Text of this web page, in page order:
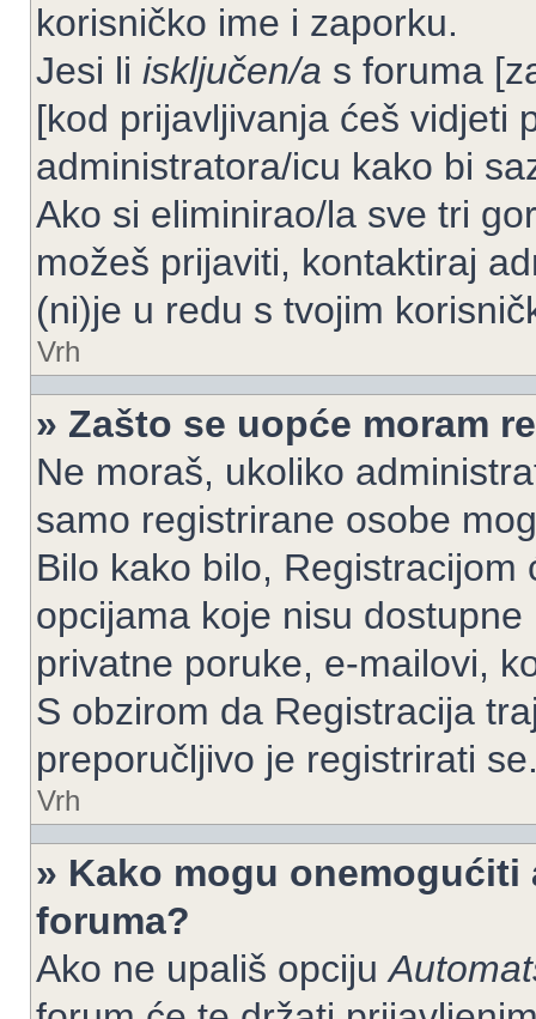
korisničko ime i zaporku.
Jesi li isključen/a s foruma
[kod prijavljivanja ćeš vidjeti
administratora/icu kako bi
Ako si eliminirao/la sve tri
možeš prijaviti, kontaktiraj
(ni)je u redu s tvojim
Vrh
» Zašto se uopće moram
Ne moraš, ukoliko
samo registrirane osobe
Bilo kako bilo,
opcijama koje nisu
privatne poruke, e-mailovi,
S obzirom da Registracija
preporučljivo je registrirati
Vrh
» Kako mogu
foruma?
Ako ne upališ opciju